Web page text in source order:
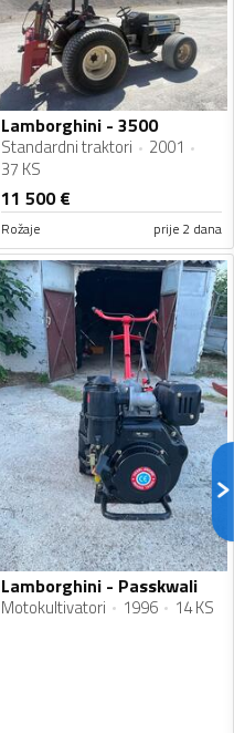
Lamborghini - 3500
Standardni traktori
2001
37 KS
11 500€
Rožaje prije 2 dana
Lamborghini - Passkwali
Motokultivatori 1996 14 KS